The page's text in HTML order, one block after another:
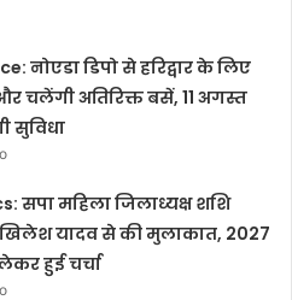
नोएडा डिपो से हरिद्वार के लिए
चलेंगी अतिरिक्त बसें, 11 अगस्त
सुविधा
सपा महिला जिलाध्यक्ष शशि
यादव से की मुलाकात, 2027
हुई चर्चा